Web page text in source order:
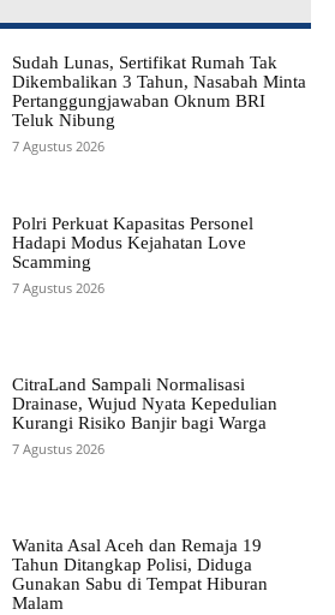
Sudah Lunas, Sertifikat Rumah Tak
Dikembalikan 3 Tahun, Nasabah Minta
Pertanggungjawaban Oknum BRI
Teluk Nibung
7 Agustus 2026
Polri Perkuat Kapasitas Personel
Hadapi Modus Kejahatan Love
Scamming
7 Agustus 2026
CitraLand Sampali Normalisasi
Drainase, Wujud Nyata Kepedulian
Kurangi Risiko Banjir bagi Warga
7 Agustus 2026
Wanita Asal Aceh dan Remaja 19
Tahun Ditangkap Polisi, Diduga
Gunakan Sabu di Tempat Hiburan
Malam